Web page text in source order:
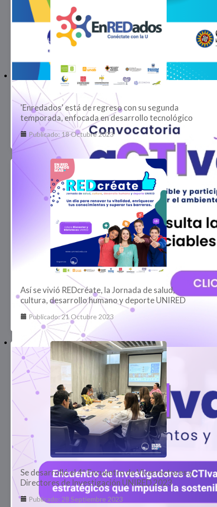
'Enredados' está de regreso con su segunda
temporada, enfocada en desarrollo tecnológico
Publicado: 18 Octubre 2023
Así se vivió REDcréate, la Jornada de salud,
cultura, desarrollo humano y deporte UNIRED
Publicado: 21 Octubre 2023
Se desarrolló el 4º Encuentro de Vicerrectores y
Directores de Investigación UNIRED 2023
Publicado: 28 Septiembre 2023